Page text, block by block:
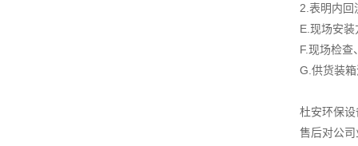
2.表明内回
E.现场安
F.现场检查
G.供货装
杜安环保
售后对公